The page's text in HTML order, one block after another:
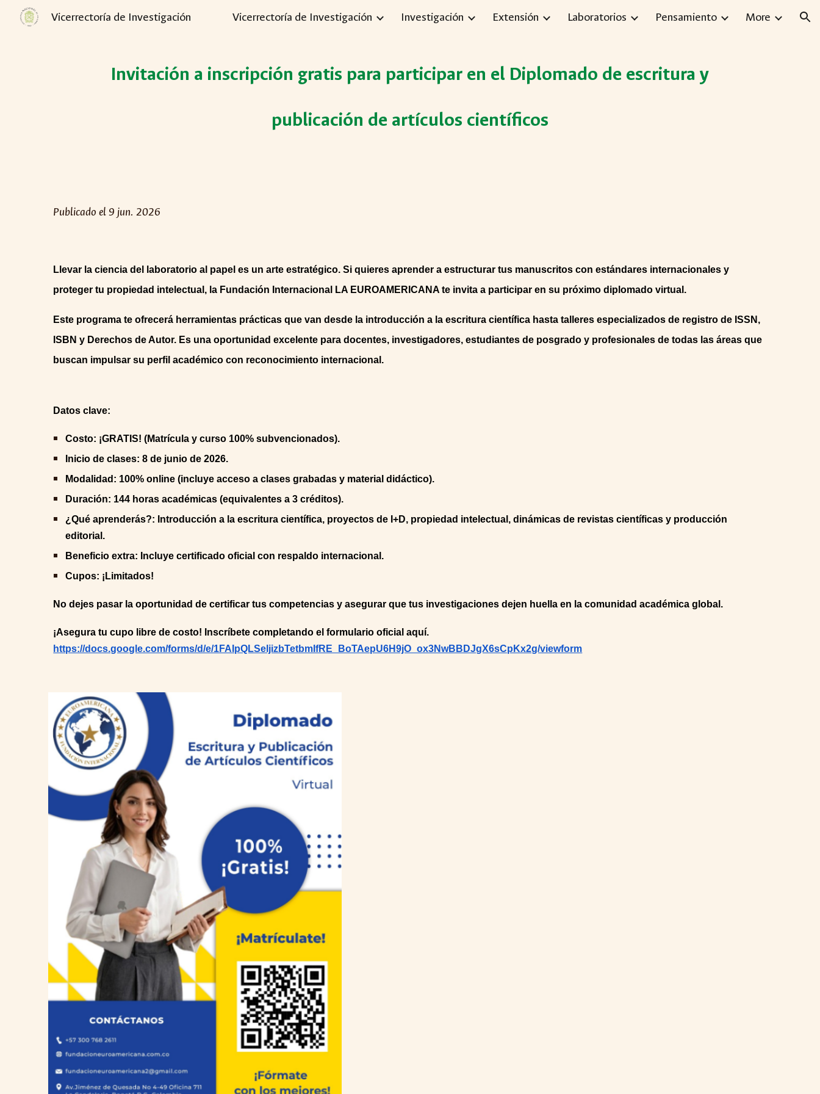
Skip to main content Skip to navigation
Vicerrectoría de Investigación Vicerrectoría de Investigación Investigación Extensión Laboratorios Pensamiento More
Invitación a inscripción gratis para participar en el Diplomado de escritura y
publicación de artículos científicos
Publicado el 9 jun. 2026
Llevar la ciencia del laboratorio al papel es un arte estratégico. Si quieres aprender a estructurar tus manuscritos con estándares internacionales y
proteger tu propiedad intelectual, la Fundación Internacional LA EUROAMERICANA te invita a participar en su próximo diplomado virtual.
Este programa te ofrecerá herramientas prácticas que van desde la introducción a la escritura científica hasta talleres especializados de registro de ISSN,
ISBN y Derechos de Autor. Es una oportunidad excelente para docentes, investigadores, estudiantes de posgrado y profesionales de todas las áreas que
buscan impulsar su perfil académico con reconocimiento internacional.
Datos clave:
Costo: ¡GRATIS! (Matrícula y curso 100% subvencionados).
Inicio de clases: 8 de junio de 2026.
Modalidad: 100% online (incluye acceso a clases grabadas y material didáctico).
Duración: 144 horas académicas (equivalentes a 3 créditos).
¿Qué aprenderás?: Introducción a la escritura científica, proyectos de I+D, propiedad intelectual, dinámicas de revistas científicas y producción
editorial.
Beneficio extra: Incluye certificado oficial con respaldo internacional.
Cupos: ¡Limitados!
No dejes pasar la oportunidad de certificar tus competencias y asegurar que tus investigaciones dejen huella en la comunidad académica global.
¡Asegura tu cupo libre de costo! Inscríbete completando el formulario oficial aquí.
https://docs.google.com/forms/d/e/1FAIpQLSeljizbTetbmIfRE_BoTAepU6H9jO_ox3NwBBDJgX6sCpKx2g/viewform